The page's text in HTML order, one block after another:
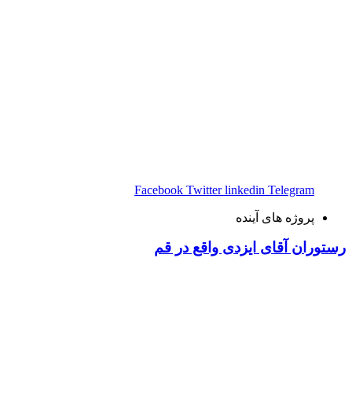
Facebook Twitter linkedin Telegram
پروژه های آینده
رستوران آقای ایزدی واقع در قم